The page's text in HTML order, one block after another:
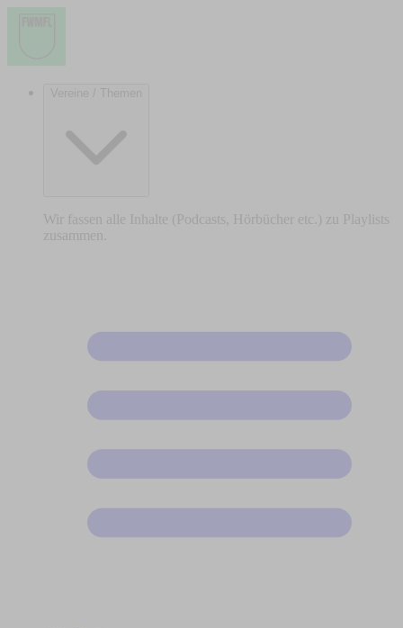
Vereine / Themen
Wir fassen alle Inhalte (Podcasts, Hörbücher etc.) zu Playlists
zusammen.